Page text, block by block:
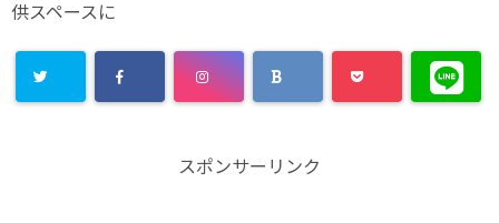
供スペースに
スポンサーリンク